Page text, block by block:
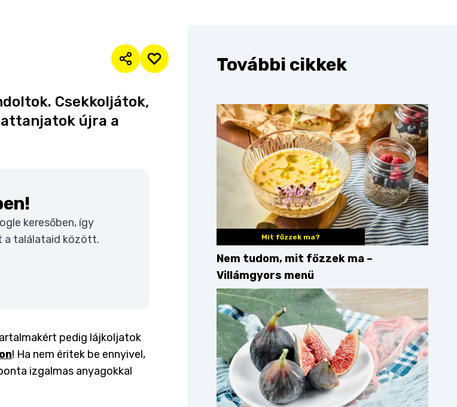
Csekkoljátok,
újra a
keresőben, így
a találataid között.
pedig lájkoljatok
! Ha nem éritek be ennyivel,
izgalmas anyagokkal
További cikkek
Mit főzzek ma?
Nem tudom, mit főzzek ma –
Villámgyors menü